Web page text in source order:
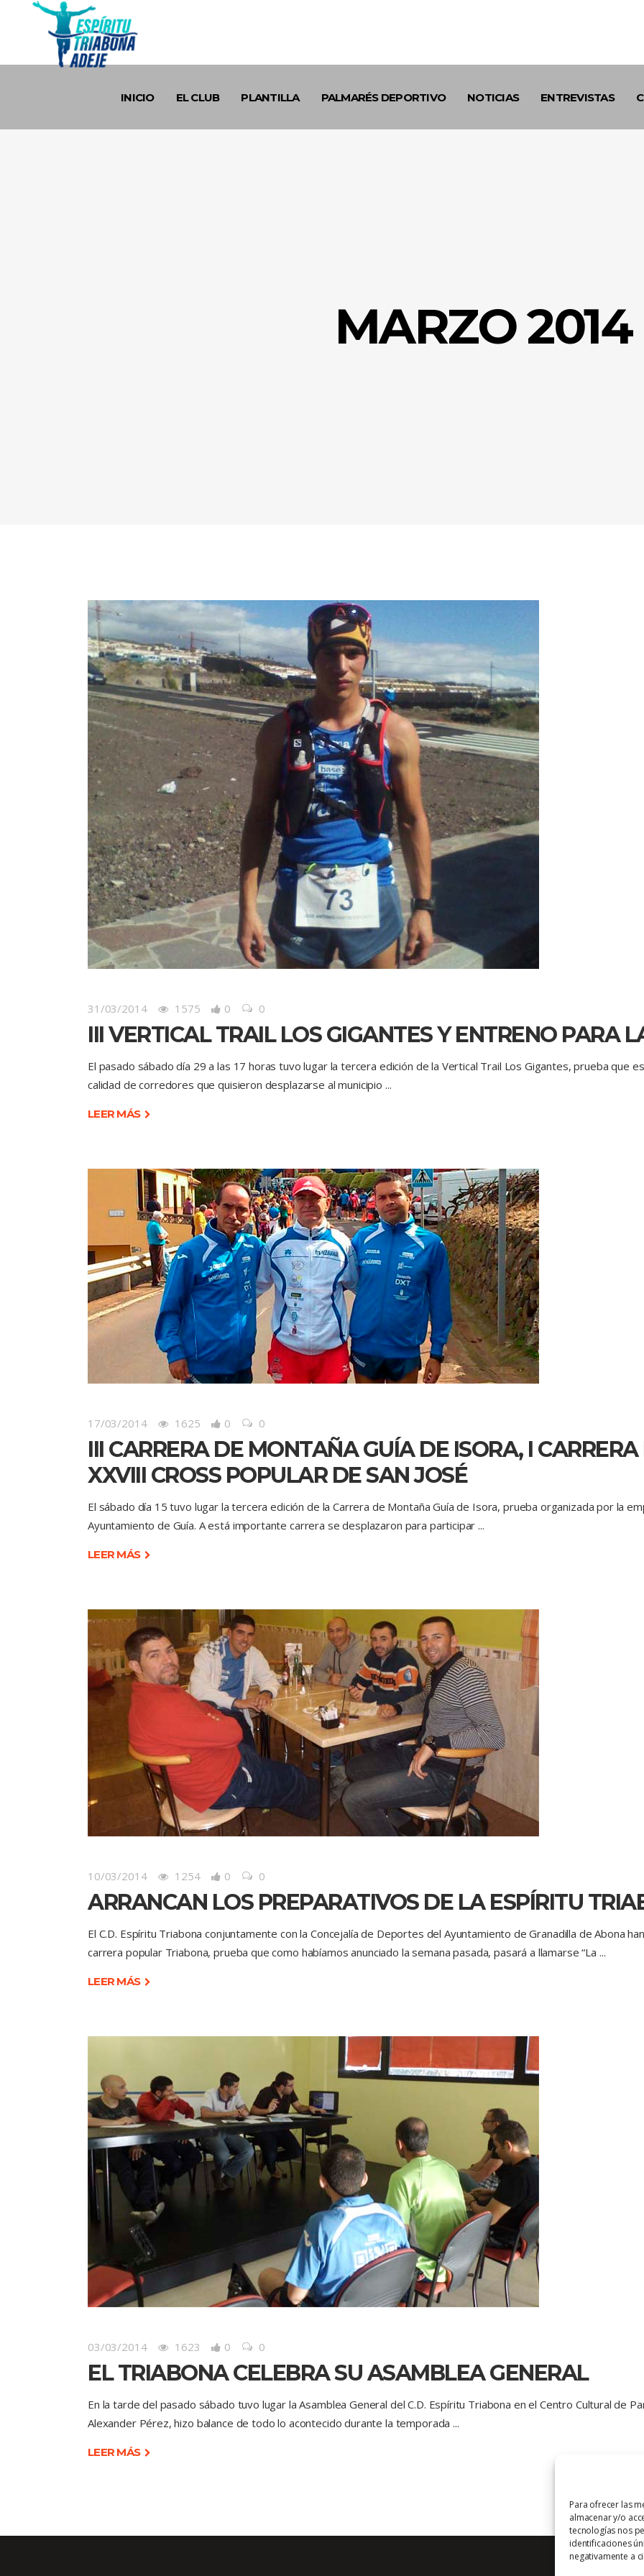
Para ofrecer las
almacenar y/o
tecnologías nos
identificaciones
negativamente a
INICIO EL CLUB PLANTILLA PALMARÉS DEPORTIVO NOTICIAS ENTREVISTAS
MARZO 2014
31/03/2014 1575 0 0
III VERTICAL TRAIL LOS GIGANTES Y ENTRENO PARA
El pasado sábado día 29 a las 17 horas tuvo lugar la tercera edición de la Vertical Trail Los Gigantes, prueba que
calidad de corredores que quisieron desplazarse al municipio
LEER MÁS
17/03/2014 1625 0 0
III CARRERA DE MONTAÑA GUÍA DE ISORA, I
XXVIII CROSS POPULAR DE SAN JOSÉ
El sábado día 15 tuvo lugar la tercera edición de la Carrera de Montaña Guía de Isora, prueba organizada por la
Ayuntamiento de Guía. A está importante carrera se desplazaron para participar
LEER MÁS
10/03/2014 1254 0 0
ARRANCAN LOS PREPARATIVOS DE LA ESPÍRITU
El C.D. Espíritu Triabona conjuntamente con la Concejalía de Deportes del Ayuntamiento de Granadilla de Abona
carrera popular Triabona, prueba que como habíamos anunciado la semana pasada, pasará a llamarse “La
LEER MÁS
03/03/2014 1623 0 0
EL TRIABONA CELEBRA SU ASAMBLEA GENERAL
En la tarde del pasado sábado tuvo lugar la Asamblea General del C.D. Espíritu Triabona en el Centro Cultural de
Alexander Pérez, hizo balance de todo lo acontecido durante la temporada
LEER MÁS